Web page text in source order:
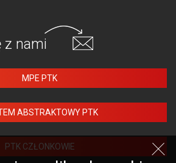
z nami
MPE PTK
ABSTRAKTOWY PTK
PTK CZŁONKOWIE